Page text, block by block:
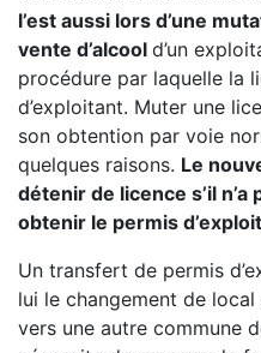
l’est aussi lors d’une
vente d’alcool d’un
procédure par laquelle la
d’exploitant. Muter une
son obtention par voie
quelques raisons. Le
détenir de licence s’il
obtenir le permis
Un transfert de permis
lui le changement de
vers une autre commune